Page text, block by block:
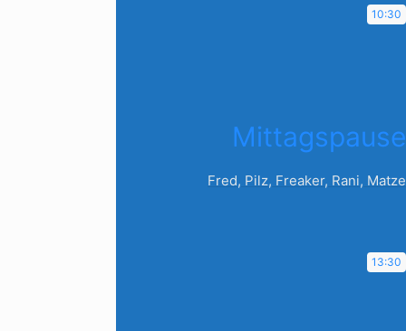
10:30
Mittagspause
Fred, Pilz, Freaker, Rani, Matze
13:30